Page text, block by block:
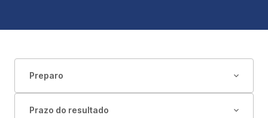
Preparo
Prazo do resultado